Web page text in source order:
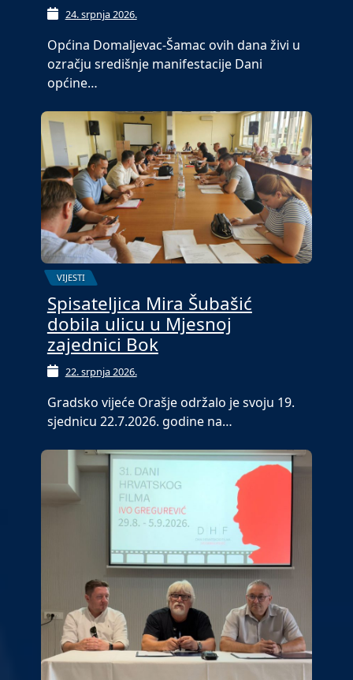
24. srpnja 2026.
Općina Domaljevac-Šamac ovih dana živi u
ozračju središnje manifestacije Dani
općine…
VIJESTI
Spisateljica Mira Šubašić
dobila ulicu u Mjesnoj
zajednici Bok
22. srpnja 2026.
Gradsko vijeće Orašje održalo je svoju 19.
sjednicu 22.7.2026. godine na…